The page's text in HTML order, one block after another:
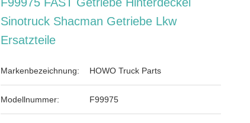
Sinotruck Shacman Getriebe Lkw
Ersatzteile
Markenbezeichnung: HOWO Truck Parts
Modellnummer: F99975